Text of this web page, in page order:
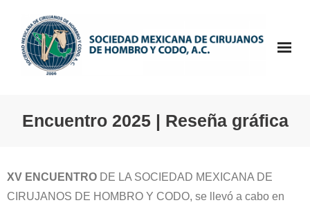
contenido
Encuentro 2025 | Reseña gráfica
XV ENCUENTRO DE LA SOCIEDAD MEXICANA DE
CIRUJANOS DE HOMBRO Y CODO, se llevó a cabo en